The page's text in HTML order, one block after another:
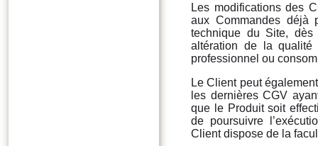
Les modifications des
aux Commandes déjà
technique du Site, dès
altération de la qualité
professionnel ou
Le Client peut
les dernières CGV
que le Produit soit
de poursuivre
Client dispose de la